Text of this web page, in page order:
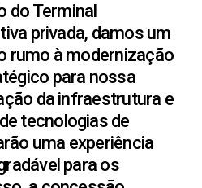
do Terminal
privada, damos um
rumo à modernização
para nossa
da infraestrutura e
tecnologias de
uma experiência
para os